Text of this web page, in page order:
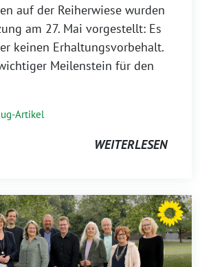
auf der Reiherwiese wurden
am 27. Mai vorgestellt: Es
keinen Erhaltungsvorbehalt.
Meilenstein für den
Artikel
WEITERLESEN